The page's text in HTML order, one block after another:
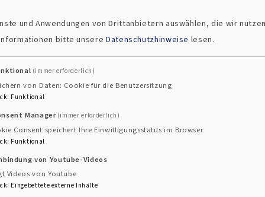
begleiten & für Wohlfühlatmosphäre
und Anwendungen von Drittanbietern auswählen, die wir
bitte unsere Datenschutzhinweise lesen.
(immer erforderlich)
von Daten: Cookie für die Benutzersitzung
: Funktional
Manager (immer erforderlich)
Consent speichert Ihre Einwilligungsstatus im Browser
: Funktional
von Youtube-Videos
Videos von Youtube
: Eingebettete externe Inhalte